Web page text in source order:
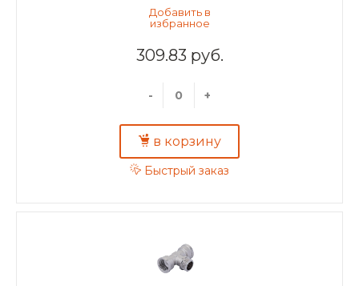
309.83 руб.
- +
в корзину
Быстрый заказ